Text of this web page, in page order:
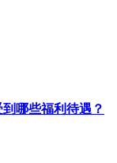
哪些福利待遇？